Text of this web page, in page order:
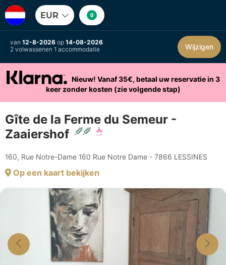
EUR 0
van 12-8-2026 op 14-08-2026
2 volwassenen 1 accommodatie
Wijzigen
Nieuw! Vanaf 35€, betaal uw reservatie in 3
keer zonder kosten (zie volgende stap)
Gîte de la Ferme du Semeur -
Zaaiershof
160, Rue Notre-Dame 160 Rue Notre Dame - 7866 LESSINES
Op een kaart bekijken